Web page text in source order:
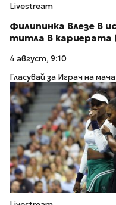
Livestream
Филипинка влезе в
титла в кариерата
4 август, 9:10
Гласувай за Играч на